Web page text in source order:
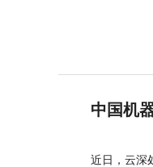
中国机
近日，云深